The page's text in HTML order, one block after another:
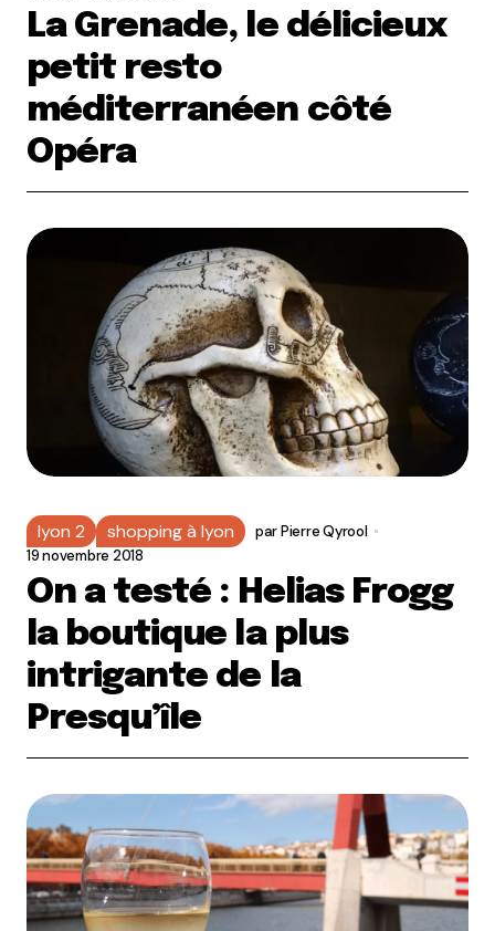
La Grenade, le délicieux
petit resto
méditerranéen côté
Opéra
lyon 2 shopping à lyon parPierre Qyrool
19 novembre 2018
On a testé : Helias Frogg
la boutique la plus
intrigante de la
Presqu’île